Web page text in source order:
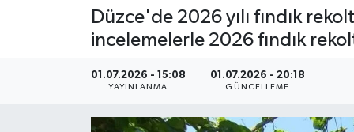
Düzce'de 2026 yılı fındık
incelemelerle 2026 fındık
01.07.2026 - 15:08
YAYINLANMA
01.07.2026 - 20:18
GÜNCELLEME
Son Dakika Haberleri
Haber Arşivi